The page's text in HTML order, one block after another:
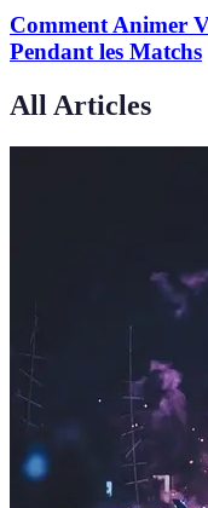
Comment Animer
Pendant les Matchs
All Articles